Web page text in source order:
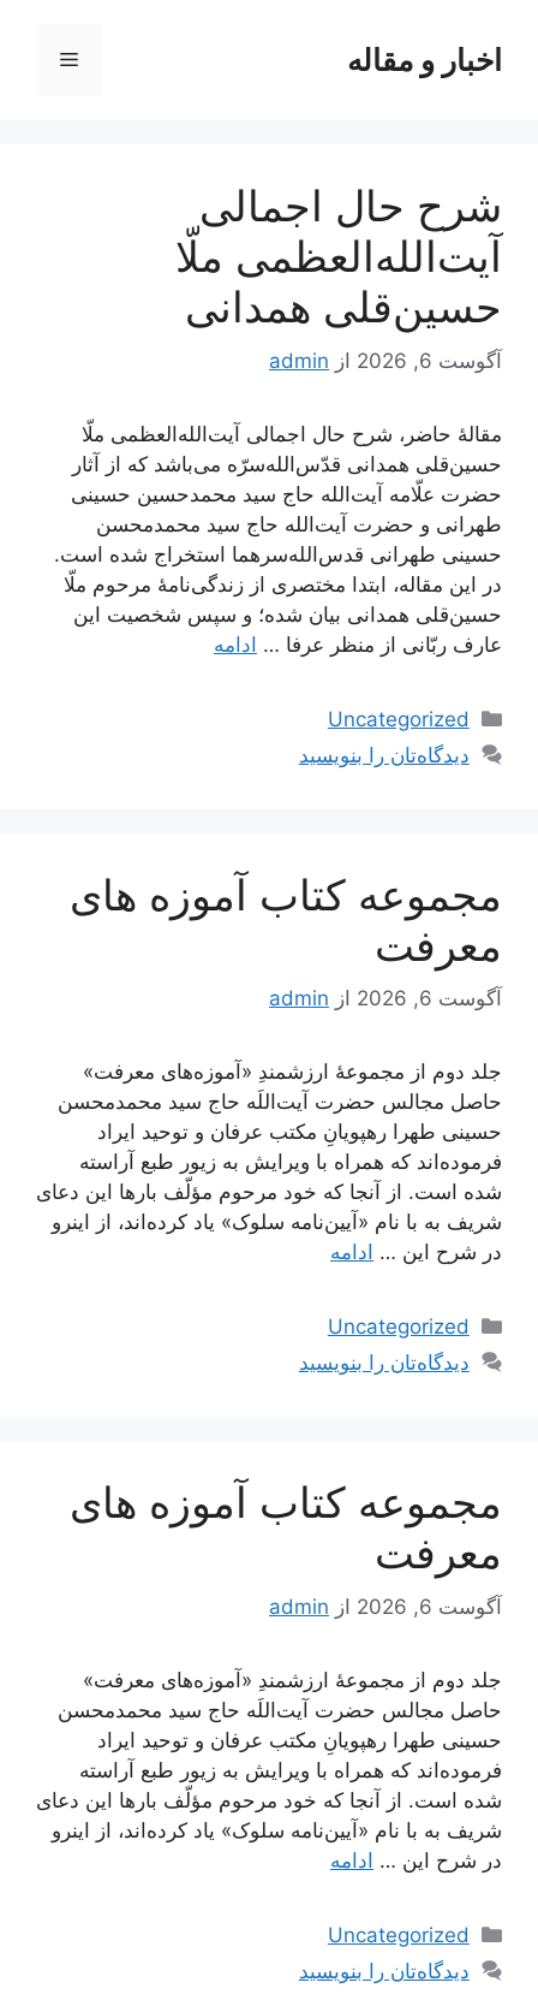
محتوااخبار و مقاله فهرست
شرح حال اجمالی
آیت‌الله‌العظمی ملّا
حسین‌قلی همدانی
آگوست 6, 2026 از admin
مقالۀ حاضر، شرح حال اجمالی آیت‌الله‌العظمی ملّا
حسین‌قلی همدانی قدّس‌الله‌سرّه می‌باشد که از آثار
حضرت علّامه آیت‌الله حاج سید محمدحسین حسینی
طهرانی و حضرت آیت‌الله حاج سید محمدمحسن
حسینی طهرانی قدس‌الله‌سرهما استخراج شده است.
در این مقاله، ابتدا مختصری از زندگی‌نامۀ مرحوم ملّا
حسین‌قلی همدانی بیان شده؛ و سپس شخصیت این
عارف ربّانی از منظر عرفا … ادامه
دسته‌ها
Uncategorized
دیدگاه‌تان را بنویسید
مجموعه کتاب آموزه های
معرفت
آگوست 6, 2026 از admin
جلد دوم از مجموعۀ ارزشمندِ «آموزه‌های معرفت»
حاصل مجالس حضرت آیت‌اللَه حاج سید محمدمحسن
حسینی طهرا رهپویانِ مکتب عرفان و توحید ایراد
فرموده‌اند که همراه با ویرایش به زیور طبع آراسته
شده است. از آنجا که خود مرحوم مؤلّف بارها این دعای
شریف به با نام «آیین‌نامه سلوک» یاد کرده‌اند، از اینرو
در شرح این … ادامه
دسته‌ها
Uncategorized
دیدگاه‌تان را بنویسید
مجموعه کتاب آموزه های
معرفت
آگوست 6, 2026 از admin
جلد دوم از مجموعۀ ارزشمندِ «آموزه‌های معرفت»
حاصل مجالس حضرت آیت‌اللَه حاج سید محمدمحسن
حسینی طهرا رهپویانِ مکتب عرفان و توحید ایراد
فرموده‌اند که همراه با ویرایش به زیور طبع آراسته
شده است. از آنجا که خود مرحوم مؤلّف بارها این دعای
شریف به با نام «آیین‌نامه سلوک» یاد کرده‌اند، از اینرو
در شرح این … ادامه
دسته‌ها
Uncategorized
دیدگاه‌تان را بنویسید